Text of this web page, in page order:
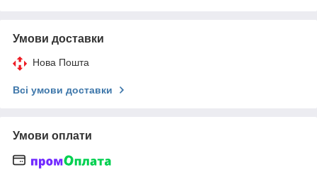
Умови доставки
Нова Пошта
Всі умови доставки
Умови оплати